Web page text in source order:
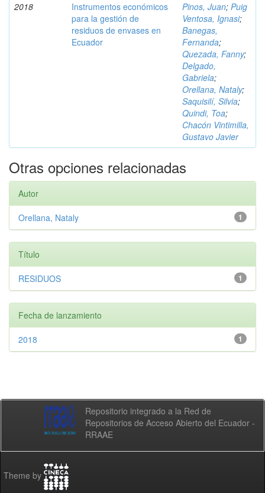
2018
Instrumentos económicos
para la gestión de
residuos de envases en
Ecuador
Pinos, Juan; Puig
Ventosa, Ignasi;
Banegas,
Fernanda;
Quezada, Fanny;
Delgado,
Gabriela;
Orellana, Nataly;
Saquisilí, Silvia;
Quindi, Toa;
Chacón Vintimilla,
Gustavo Javier
Otras opciones relacionadas
Autor
1
Orellana, Nataly
Título
1
RESIDUOS
Fecha de lanzamiento
1
2018
Repositorio integrado a la Red de
Repositorios de Acceso Abierto del Ecuador -
RRAAE
Theme by